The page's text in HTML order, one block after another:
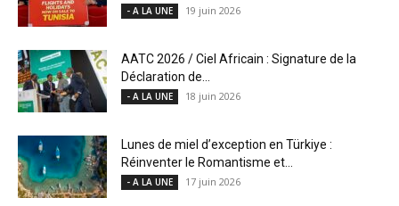
- A LA UNE 19 juin 2026
AATC 2026 / Ciel Africain : Signature de la
Déclaration de...
- A LA UNE 18 juin 2026
Lunes de miel d’exception en Türkiye :
Réinventer le Romantisme et...
- A LA UNE 17 juin 2026